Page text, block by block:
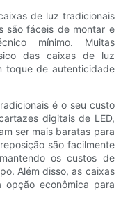
de luz tradicionais
são fáceis de montar e
mínimo. Muitas
das caixas de luz
toque de autenticidade
é o seu custo
digitais de LED,
ser mais baratas para
são facilmente
os custos de
Além disso, as caixas
econômica para